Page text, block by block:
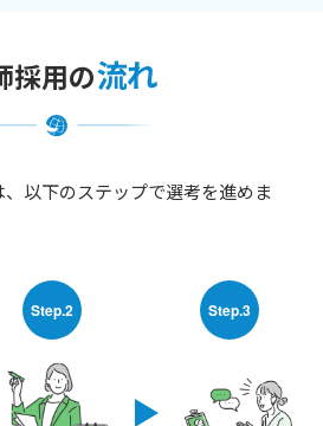
採用の流れ
以下のステップで選考を進めま
Step.2 Step.3